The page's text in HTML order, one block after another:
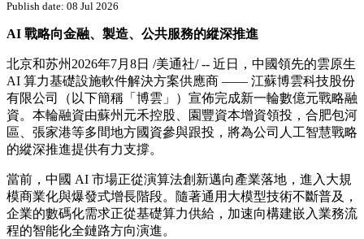
Publish date: 08 Jul 2026
AI 戰略向金融、製造、公共服務的縱深推進
北京和苏州2026年7月8日 /美通社/ -- 近日，中國領先的雲原生
AI 算力基礎設施軟件解決方案供應商 —— 江蘇博雲科技股份
有限公司（以下簡稱「博雲」）宣佈完成新一輪數億元戰略融
資。本輪融資由蘇州元禾控股、園豐資本增資領投，合肥包河
區、張家港等多間地方國資參與跟投，將為公司人工智慧戰略
的縱深推進提供有力支撐。
當前，中國 AI 市場正從演算法創新邁向產業落地，進入大規
模商業化與爆發式增長階段。隨著通用大模型技術不斷普及，
企業的數碼化需求正從基礎算力供給，加速向構建嵌入業務流
程的智能化全鏈路方向演進。